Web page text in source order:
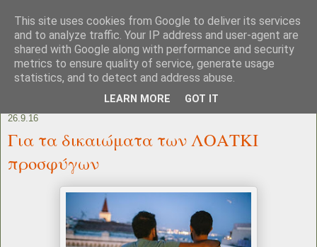
26.9.16
Για τα δικαιώματα των ΛΟΑΤΚΙ
προσφύγων
This site uses cookies from Google to deliver its services
and to analyze traffic. Your IP address and user-agent are
shared with Google along with performance and security
metrics to ensure quality of service, generate usage
statistics, and to detect and address abuse.
LEARN MORE GOT IT